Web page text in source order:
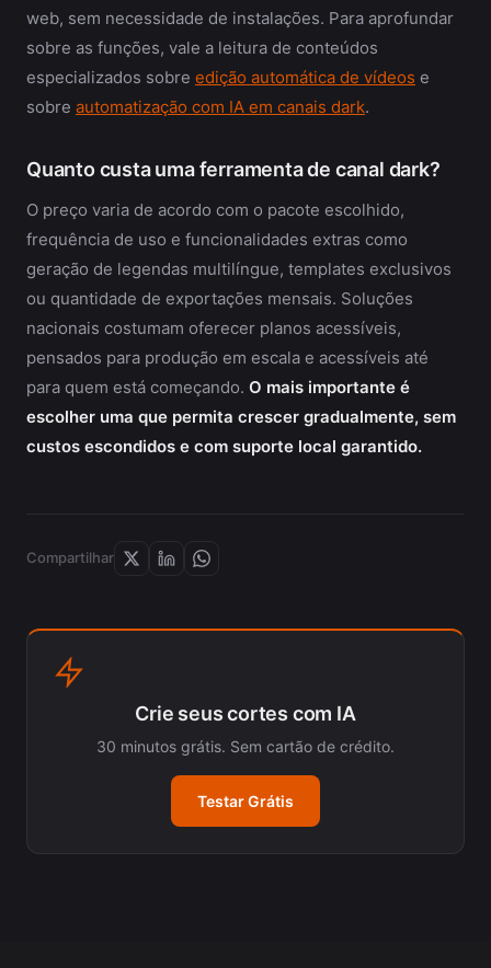
web, sem necessidade de instalações. Para aprofundar
sobre as funções, vale a leitura de conteúdos
especializados sobre edição automática de vídeos e
sobre automatização com IA em canais dark.
Quanto custa uma ferramenta de canal dark?
O preço varia de acordo com o pacote escolhido,
frequência de uso e funcionalidades extras como
geração de legendas multilíngue, templates exclusivos
ou quantidade de exportações mensais. Soluções
nacionais costumam oferecer planos acessíveis,
pensados para produção em escala e acessíveis até
para quem está começando. O mais importante é
escolher uma que permita crescer gradualmente, sem
custos escondidos e com suporte local garantido.
Compartilhar
Crie seus cortes com IA
30 minutos grátis. Sem cartão de crédito.
Testar Grátis